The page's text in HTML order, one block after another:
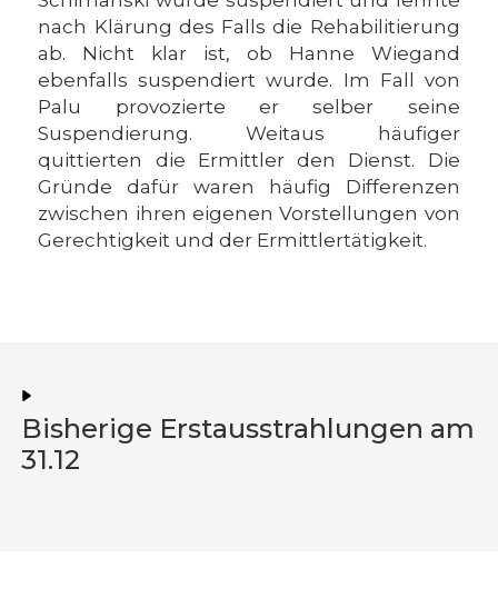
nach Klärung des Falls die Rehabilitierung
ab. Nicht klar ist, ob Hanne Wiegand
ebenfalls suspendiert wurde. Im Fall von
Palu provozierte er selber seine
Suspendierung. Weitaus häufiger
quittierten die Ermittler den Dienst. Die
Gründe dafür waren häufig Differenzen
zwischen ihren eigenen Vorstellungen von
Gerechtigkeit und der Ermittlertätigkeit.
Bisherige Erstausstrahlungen am
31.12